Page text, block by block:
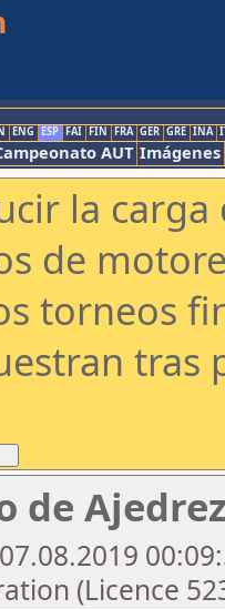
ENG ESP FAI FIN FRA GER GRE INA
AUT Imágenes
la
de
torneos
tras
de
(Licence